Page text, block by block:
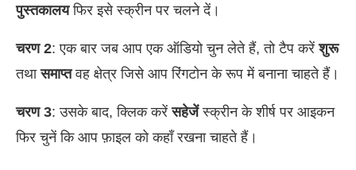
पुस्तकालयफिर इसे स्क्रीन पर चलने दें।
चरण 2: एक बार जब आप एक ऑडियो चुन लेते हैं, तो टैप करेंशुरू
तथासमाप्तवह क्षेत्र जिसे आप रिंगटोन के रूप में बनाना चाहते हैं।
चरण 3: उसके बाद, क्लिक करेंसहेजेंस्क्रीन के शीर्ष पर आइकन
फिर चुनें कि आप फ़ाइल को कहाँ रखना चाहते हैं।